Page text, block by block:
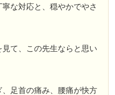
な対応と、穏やかでやさ
て、この先生ならと思い
足首の痛み、腰痛が快方